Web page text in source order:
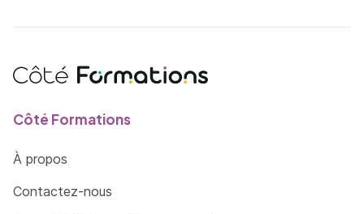
Côté Formations
À propos
Contactez-nous